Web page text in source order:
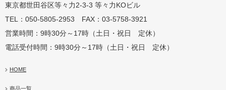
東京都世田谷区等々力2-3-3 等々力KOビル
TEL：050-5805-2953 FAX：03-5758-3921
営業時間：9時30分～17時（土日・祝日 定休）
電話受付時間：9時30分～17時（土日・祝日 定休）
HOME
商品一覧